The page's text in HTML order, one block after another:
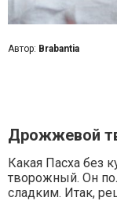
Дрожжевой
Какая Пасха без
творожный. Он
сладким. Итак,
Автор: Brabantia